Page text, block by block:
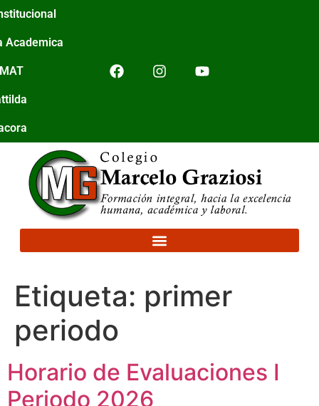
Academica
Etiqueta: primer
periodo
Horario de Evaluaciones I
Periodo 2026